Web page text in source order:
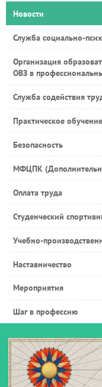
Новости
Служба социально-
Организация
ОВЗ в
Служба содействия
Практическое обучение
Безопасность
МФЦПК
Оплата труда
Студенческий
Учебно-
Наставничество
Мероприятия
Шаг в профессию